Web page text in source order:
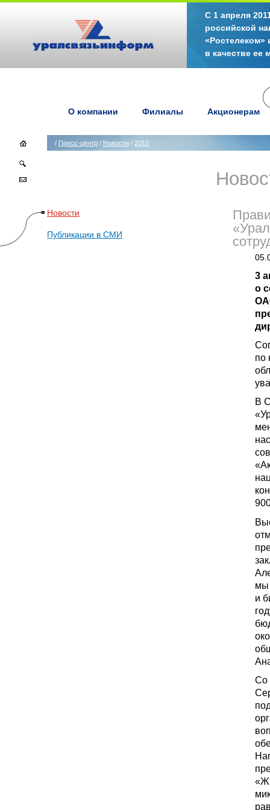
С 1 апреля
российской
«Ростелеком»
в качестве ее
О компании Филиалы Акционерам
/ Пресс-центр / Новости / 2010
Новости
Публикации в СМИ
3
о
по
В
мы
и
Со